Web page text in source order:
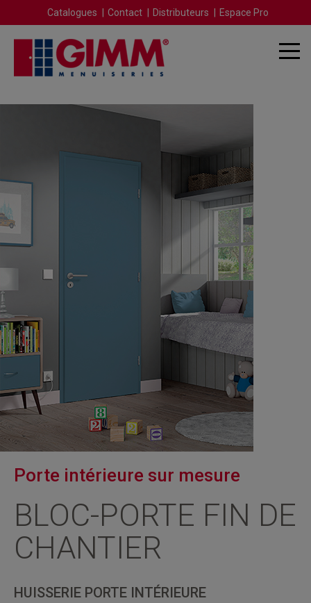
Catalogues Contact Distributeurs Espace Pro
Porte intérieure sur mesure
BLOC-PORTE FIN DE
CHANTIER
HUISSERIE PORTE INTÉRIEURE